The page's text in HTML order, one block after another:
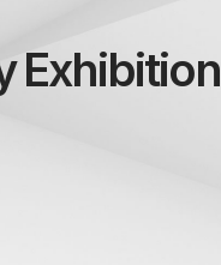
Exhibition